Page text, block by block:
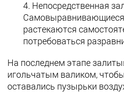
Непосредственная
растекаются
потребоваться
На последнем этапе
игольчатым валиком,
оставались пузырьки